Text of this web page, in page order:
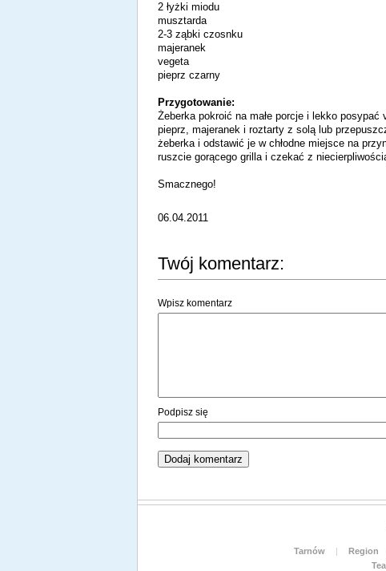
2 łyżki miodu
musztarda
2-3 ząbki czosnku
majeranek
vegeta
pieprz czarny
Przygotowanie:
Żeberka pokroić na małe porcje i lekko
pieprz, majeranek i roztarty z solą lub
żeberka i odstawić je w chłodne miejsce na
ruszcie gorącego grilla i czekać z
Smacznego!
06.04.2011
Twój komentarz:
Wpisz komentarz
Podpisz się
Tarnów | Region